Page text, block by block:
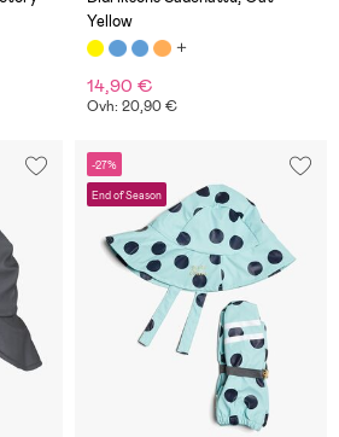
Yellow
14,90 €
Ovh: 20,90 €
-27%
End of Season